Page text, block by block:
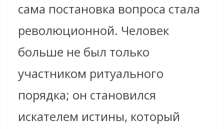
сама постановка вопроса стала
революционной. Человек
больше не был только
участником ритуального
порядка; он становился
искателем истины, который